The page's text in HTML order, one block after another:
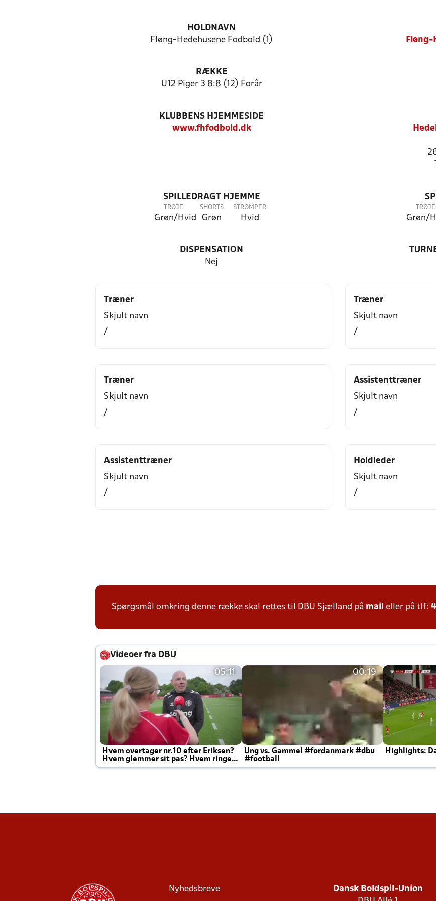
HOLDNAVN
Fløng-Hedehusene Fodbold (1)
Fløng-
RÆKKE
U12 Piger 3 8:8 (12) Forår
KLUBBENS HJEMMESIDE
www.fhfodbold.dk
SPILLEDRAGT HJEMME
TRØJE
Grøn/Hvid
SHORTS
Grøn
STRØMPER
Hvid
TRØJE
Grøn/
DISPENSATION
Nej
Træner
Skjult navn
/
Træner
Skjult navn
/
Træner
Skjult navn
/
Assistenttræner
Skjult navn
/
Assistenttræner
Skjult navn
/
Holdleder
Skjult navn
/
Spørgsmål omkring denne række skal rettes til DBU Sjælland på mail eller på tlf:
Videoer fra DBU
05:11
Hvem overtager nr.10 efter Eriksen?
Hvem glemmer sit pas? Hvem ringer
Joachim altid til efter kampe?
00:19
Ung vs. Gammel #fordanmark #dbu
#football
Highlights:
Nyhedsbreve
Dansk Boldspil-Union